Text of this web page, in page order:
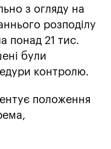
з огляду на
розподілу
понад 21 тис.
були
контролю.
положення